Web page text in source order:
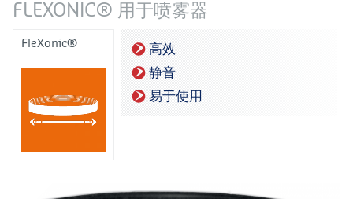
FLEXONIC® 用于喷雾器
FleXonic®
高效
静音
易于使用